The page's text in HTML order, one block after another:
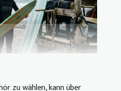
zu wählen, kann über